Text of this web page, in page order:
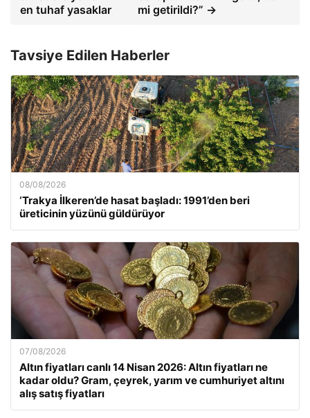
en tuhaf yasaklar
mi getirildi?” →
Tavsiye Edilen Haberler
08/08/2026
‘Trakya İlkeren’de hasat başladı: 1991’den beri
üreticinin yüzünü güldürüyor
07/08/2026
Altın fiyatları canlı 14 Nisan 2026: Altın fiyatları ne
kadar oldu? Gram, çeyrek, yarım ve cumhuriyet altını
alış satış fiyatları